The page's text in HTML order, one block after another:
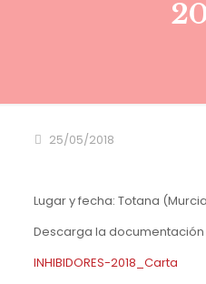
25/05/2018
Lugar y fecha: Totana
Descarga la
INHIBIDORES-2018_ Carta